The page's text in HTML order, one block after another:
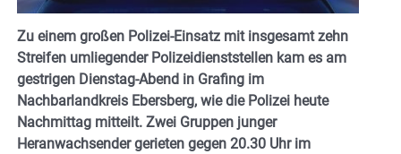
Zu einem großen Polizei-Einsatz mit insgesamt zehn
Streifen umliegender Polizeidienststellen kam es am
gestrigen Dienstag-Abend in Grafing im
Nachbarlandkreis Ebersberg, wie die Polizei heute
Nachmittag mitteilt. Zwei Gruppen junger
Heranwachsender gerieten gegen 20.30 Uhr im